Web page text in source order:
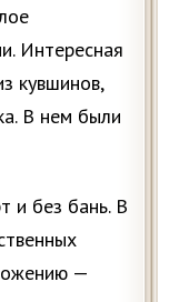
Интересная
кувшинов,
В нем были
и без бань. В
—